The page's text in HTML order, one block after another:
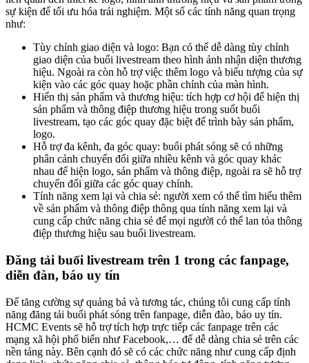
sự kiện để tối ưu hóa trải nghiệm. Một số các tính năng quan trọng
như:
Tùy chỉnh giao diện và logo: Bạn có thể dễ dàng tùy chỉnh
giao diện của buổi livestream theo hình ảnh nhận diện thương
hiệu. Ngoài ra còn hỗ trợ việc thêm logo và biểu tượng của sự
kiện vào các góc quay hoặc phần chính của màn hình.
Hiển thị sản phẩm và thương hiệu: tích hợp cơ hội để hiện thị
sản phẩm và thông điệp thương hiệu trong suốt buổi
livestream, tạo các góc quay đặc biệt để trình bày sản phẩm,
logo.
Hỗ trợ đa kênh, đa góc quay: buổi phát sóng sẽ có những
phân cảnh chuyển đổi giữa nhiều kênh và góc quay khác
nhau để hiện logo, sản phẩm và thông điệp, ngoài ra sẽ hỗ trợ
chuyển đổi giữa các góc quay chính.
Tính năng xem lại và chia sẻ: người xem có thể tìm hiểu thêm
về sản phẩm và thông điệp thông qua tính năng xem lại và
cung cấp chức năng chia sẻ để mọi người có thể lan tỏa thông
điệp thương hiệu sau buổi livestream.
Đăng tải buổi livestream trên 1 trong các fanpage,
diễn đàn, báo uy tín
Để tăng cường sự quảng bá và tương tác, chúng tôi cung cấp tính
năng đăng tải buổi phát sóng trên fanpage, diễn đào, báo uy tín.
HCMC Events sẽ hỗ trợ tích hợp trực tiếp các fanpage trên các
mạng xã hội phổ biến như Facebook,… để dễ dàng chia sẻ trên các
nền tảng này. Bên cạnh đó sẽ có các chức năng như cung cấp định